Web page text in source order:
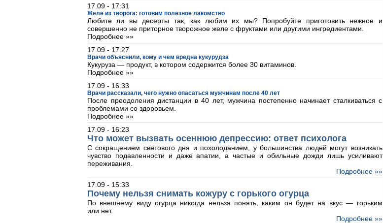
17.09 - 17:31
Желе из творога: готовим полезное лакомство
Любите ли вы десерты так, как любим их мы? Попробуйте приготовить нежное и
совершенно не приторное творожное желе с фруктами или другими ингредиентами.
Подробнее »»
17.09 - 17:27
Врачи объяснили, кому и чем вредна кукурудза
Кукуруза — продукт, в котором содержится более 30 витаминов.
Подробнее »»
17.09 - 16:33
Врачи рассказали, чего нужно опасаться мужчинам после 40 лет
После преодоления дистанции в 40 лет, мужчина постепенно начинает сталкиваться с
проблемами со здоровьем.
Подробнее »»
17.09 - 16:23
Что может вызвать осеннюю депрессию: ответ психолога
С сокращением светового дня и похолоданием, у большинства людей могут возникать
чувство подавленности и даже апатии, а частые и обильные дожди лишь усиливают
переживания.
Подробнее »»
17.09 - 15:33
Почему нельзя снимать кожуру с горького огурца
По внешнему виду огурца никогда нельзя понять, каким он будет на вкус — горьким
или нет.
Подробнее »»